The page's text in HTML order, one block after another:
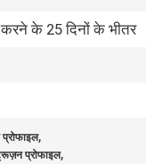
करने के 25 दिनों के भीतर
,
प्रोफाइल,